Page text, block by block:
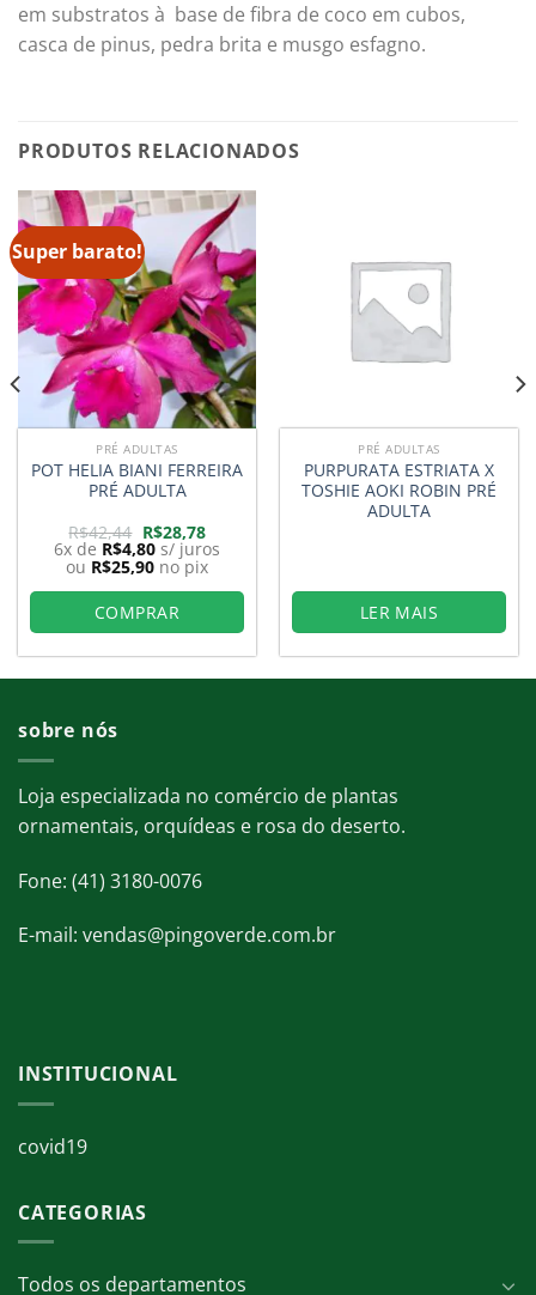
em substratos à base de fibra de coco em cubos,
casca de pinus, pedra brita e musgo esfagno.
PRODUTOS RELACIONADOS
Super barato!
PRÉ ADULTAS
POT HELIA BIANI FERREIRA
PRÉ ADULTA
R$42,44 O
preço
original
era:
R$42,44.
R$28,78O
preço
atual
é:
R$28,78.
6x de R$4,80 s/ juros
ou R$25,90 no pix
COMPRAR
PRÉ ADULTAS
PURPURATA ESTRIATA X
TOSHIE AOKI ROBIN PRÉ
ADULTA
LER MAIS
sobre nós
Loja especializada no comércio de plantas
ornamentais, orquídeas e rosa do deserto.
Fone: (41) 3180-0076
E-mail: vendas@pingoverde.com.br
INSTITUCIONAL
covid19
CATEGORIAS
Todos os departamentos